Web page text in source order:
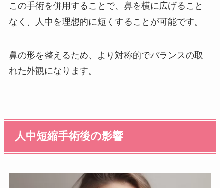
この手術を併用することで、鼻を横に広げること
なく、人中を理想的に短くすることが可能です。
鼻の形を整えるため、より対称的でバランスの取
れた外観になります。
人中短縮手術後の影響